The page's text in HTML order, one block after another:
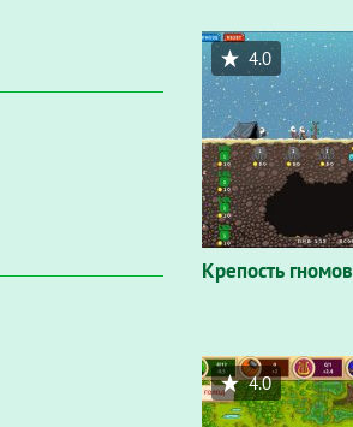
Крепость гномов
4.0
4.0